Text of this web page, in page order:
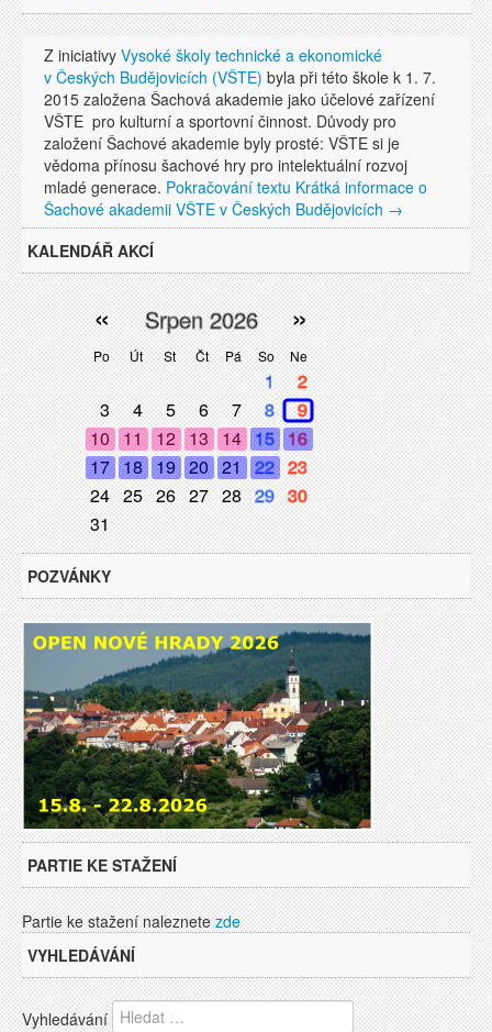
Z iniciativy Vysoké školy technické a ekonomické
v Českých Budějovicích (VŠTE) byla při této škole k 1. 7.
2015 založena Šachová akademie jako účelové zařízení
VŠTE pro kulturní a sportovní činnost. Důvody pro
založení Šachové akademie byly prosté: VŠTE si je
vědoma přínosu šachové hry pro intelektuální rozvoj
mladé generace. Pokračování textu Krátká informace o
Šachové akademii VŠTE v Českých Budějovicích →
KALENDÁŘ AKCÍ
Po Út St Čt Pá So Ne
« »
Srpen 2026
1
2
3
4 5 6 7 8
9
10 11 12 13 14 15 16
17 18 19 20 21 22 23
24 25 26 27 28 29 30
31
POZVÁNKY
PARTIE KE STAŽENÍ
Partie ke stažení naleznetezde
VYHLEDÁVÁNÍ
Vyhledávání